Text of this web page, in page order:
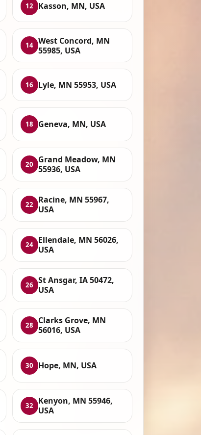
12 Kasson, MN, USA
14 West Concord, MN
55985, USA
16 Lyle, MN 55953, USA
18 Geneva, MN, USA
20
Grand Meadow, MN
55936, USA
22
Racine, MN 55967,
USA
24
Ellendale, MN 56026,
USA
26
St Ansgar, IA 50472,
USA
28
Clarks Grove, MN
56016, USA
30 Hope, MN, USA
32
Kenyon, MN 55946,
USA